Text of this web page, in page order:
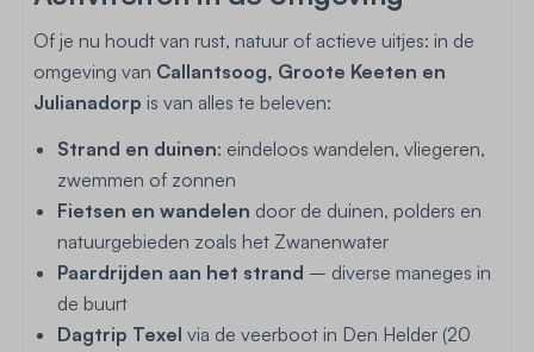
Of je nu houdt van rust, natuur of actieve uitjes: in de
omgeving van Callantsoog, Groote Keeten en
Julianadorp is van alles te beleven:
Strand en duinen: eindeloos wandelen, vliegeren,
zwemmen of zonnen
Fietsen en wandelen door de duinen, polders en
natuurgebieden zoals het Zwanenwater
Paardrijden aan het strand – diverse maneges in
de buurt
Dagtrip Texel via de veerboot in Den Helder (20